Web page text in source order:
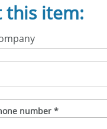
this item:
number *